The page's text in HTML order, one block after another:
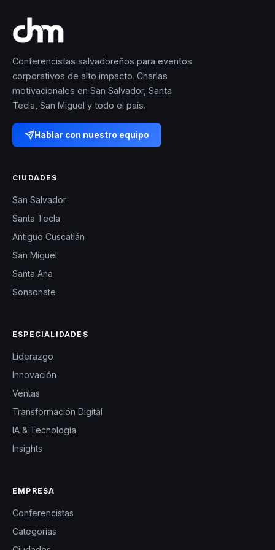
Conferencistas salvadoreños para eventos
corporativos de alto impacto. Charlas
motivacionales en San Salvador, Santa
Tecla, San Miguel y todo el país.
Hablar con nuestro equipo
CIUDADES
San Salvador
Santa Tecla
Antiguo Cuscatlán
San Miguel
Santa Ana
Sonsonate
ESPECIALIDADES
Liderazgo
Innovación
Ventas
Transformación Digital
IA & Tecnología
Insights
EMPRESA
Conferencistas
Categorías